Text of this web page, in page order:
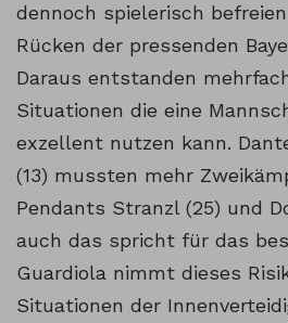
dennoch spielerisch
Rücken der pressenden
Daraus entstanden
Situationen die eine
exzellent nutzen kann.
(13) mussten mehr
Pendants Stranzl (25) und
auch das spricht für das
Guardiola nimmt dieses
Situationen der